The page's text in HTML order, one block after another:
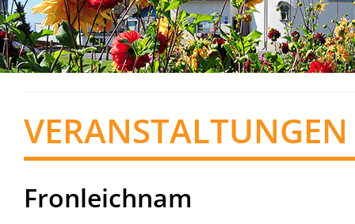
VERANSTALTUNGEN
Fronleichnam